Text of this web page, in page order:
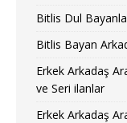
Bitlis Dul
Bitlis Bayan
Erkek Arkadaş
ve Seri ilanlar
Erkek Arkadaş